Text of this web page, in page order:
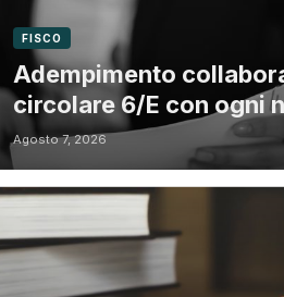
FISCO
Adempimento
circolare 6/E con ogni
riforma fiscale
Agosto 7, 2026